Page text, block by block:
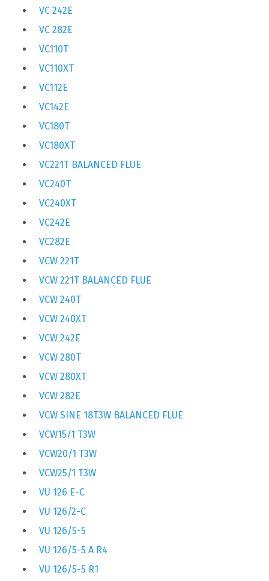
VC 242E
VC 282E
VC110T
VC110XT
VC112E
VC142E
VC180T
VC180XT
VC221T BALANCED FLUE
VC240T
VC240XT
VC242E
VC282E
VCW 221T
VCW 221T BALANCED FLUE
VCW 240T
VCW 240XT
VCW 242E
VCW 280T
VCW 280XT
VCW 282E
VCW SINE 18T3W BALANCED FLUE
VCW15/1 T3W
VCW20/1 T3W
VCW25/1 T3W
VU 126 E-C
VU 126/2-C
VU 126/5-5
VU 126/5-5 A R4
VU 126/5-5 R1